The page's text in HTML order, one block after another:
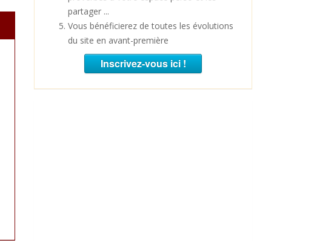
partager ...
Vous bénéficierez de toutes les évolutions
du site en avant-première
Inscrivez-vous ici !